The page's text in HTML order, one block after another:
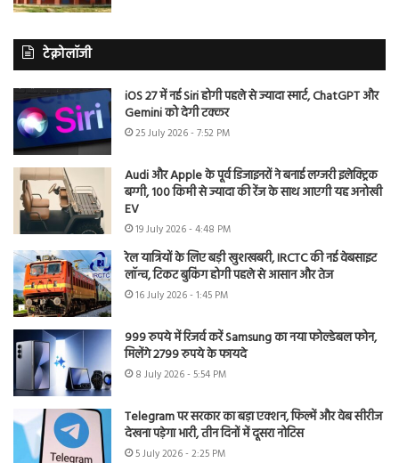
टेक्नोलॉजी
iOS 27 में नई Siri होगी पहले से ज्यादा स्मार्ट, ChatGPT और
Gemini को देगी टक्कर
25 July 2026 - 7:52 PM
Audi और Apple के पूर्व डिजाइनरों ने बनाई लग्जरी इलेक्ट्रिक
बग्गी, 100 किमी से ज्यादा की रेंज के साथ आएगी यह अनोखी
EV
19 July 2026 - 4:48 PM
रेल यात्रियों के लिए बड़ी खुशखबरी, IRCTC की नई वेबसाइट
लॉन्च, टिकट बुकिंग होगी पहले से आसान और तेज
16 July 2026 - 1:45 PM
999 रुपये में रिजर्व करें Samsung का नया फोल्डेबल फोन,
मिलेंगे 2799 रुपये के फायदे
8 July 2026 - 5:54 PM
Telegram पर सरकार का बड़ा एक्शन, फिल्में और वेब सीरीज
देखना पड़ेगा भारी, तीन दिनों में दूसरा नोटिस
5 July 2026 - 2:25 PM